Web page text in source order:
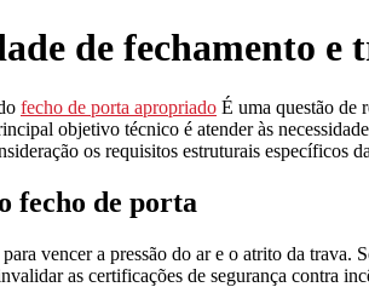
de fechamento
fecho de porta apropriado É uma questão de
objetivo técnico é atender às
os requisitos estruturais específicos
fecho de porta
vencer a pressão do ar e o atrito da trava.
as certificações de segurança contra